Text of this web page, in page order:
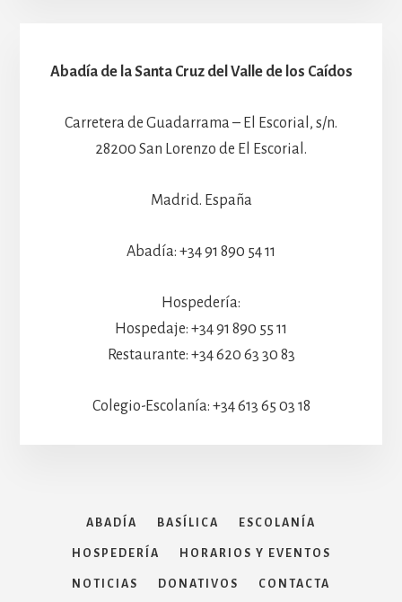
Abadía de la Santa Cruz del Valle de los Caídos
Carretera de Guadarrama – El Escorial, s/n.
28200 San Lorenzo de El Escorial.
Madrid. España
Abadía: +34 91 890 54 11
Hospedería:
Hospedaje: +34 91 890 55 11
Restaurante: +34 620 63 30 83
Colegio-Escolanía: +34 613 65 03 18
ABADÍA BASÍLICA ESCOLANÍA
HOSPEDERÍA HORARIOS Y EVENTOS
NOTICIAS DONATIVOS CONTACTA